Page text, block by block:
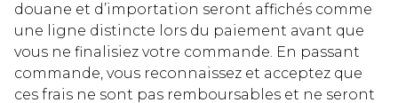
douane et d’importation seront affichés comme
une ligne distincte lors du paiement avant que
vous ne finalisiez votre commande. En passant
commande, vous reconnaissez et acceptez que
ces frais ne sont pas remboursables et ne seront